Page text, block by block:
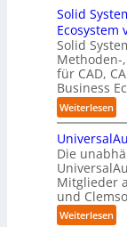
a
h
r
e
n
f
ü
r
d
e
n
G
i
g
u
m
C
o
-
C
E
O
e
c
h
e
n
z
e
n
t
r
e
n
i
n
:
T
r
e
f
f
p
u
k
t
f
ü
r
p
b
:
D
i
s
r
u
p
t
b
l
i
c
k
Solid
Ecosystem
Solid
Methoden-
für CAD,
Business
Weiterlesen:
S
o
l
i
d
S
y
Die
Mitglieder
und
Weiterlesen: